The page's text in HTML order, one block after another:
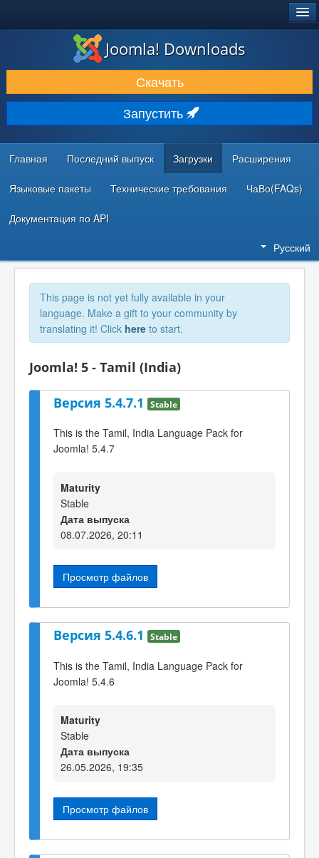
ЗАГРУЗКИ И РАСШИРЕНИЯ
ДОКУМЕНТАЦИЯ И ОБУЧЕНИЕ
СООБЩЕСТВО И ПОДДЕРЖКА
РЕСУРСЫ ДЛЯ РАЗРАБОТЧИКОВ
Joomla! Downloads
Скачать
Запустить
Главная Последний выпуск Загрузки Расширения
Языковые пакеты Технические требования ЧаВо(FAQs)
Документация по API
Русский
This page is not yet fully available in your
language. Make a gift to your community by
translating it! Click here to start.
Joomla! 5 - Tamil (India)
Версия 5.4.7.1 Stable
This is the Tamil, India Language Pack for
Joomla! 5.4.7
Maturity
Stable
Дата выпуска
08.07.2026, 20:11
Просмотр файлов
Версия 5.4.6.1 Stable
This is the Tamil, India Language Pack for
Joomla! 5.4.6
Maturity
Stable
Дата выпуска
26.05.2026, 19:35
Просмотр файлов